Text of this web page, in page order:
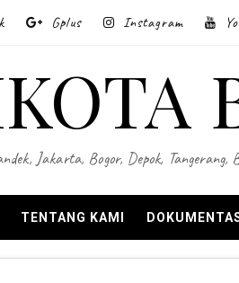
Gplus Instagram
Jakarta, Bogor, Depok,
TENTANG KAMI